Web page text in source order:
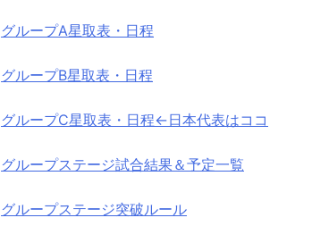
グループA星取表・日程
グループB星取表・日程
グループC星取表・日程←日本代表はココ
グループステージ試合結果＆予定一覧
グループステージ突破ルール